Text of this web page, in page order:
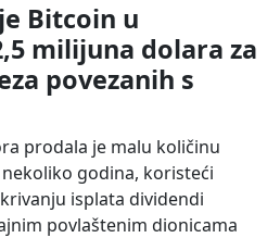
Bitcoin u
milijuna dolara za
povezanih s
prodala je malu količinu
godina, koristeći
isplata dividendi
povlaštenim dionicama